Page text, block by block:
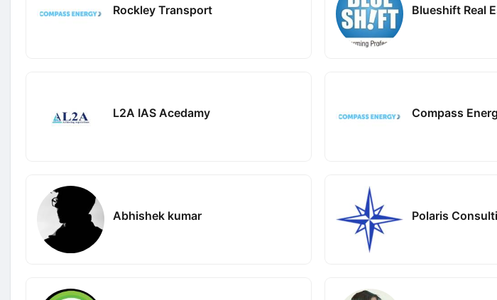
Rockley Transport Blueshift Real
L2A IAS Acedamy Compass
Abhishek kumar Polaris